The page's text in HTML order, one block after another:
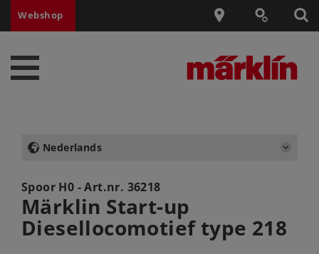
Webshop
Nederlands
Spoor H0 - Art.nr. 36218
Märklin Start-up
Diesellocomotief type 218